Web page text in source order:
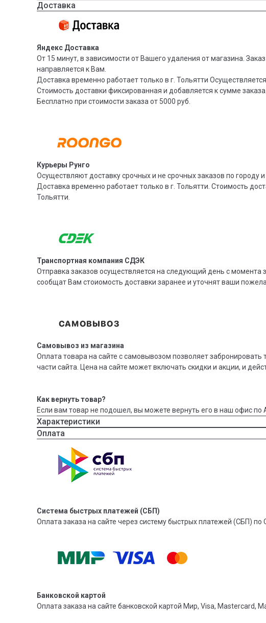
Доставка
Яндекс Доставка
От 15 минут, в зависимости от Вашего удаления от магазина.
направляется к Вам.
Доставка временно работает только в г. Тольятти
Стоимость доставки фиксированная и добавляется к сумме заказа.
Бесплатно при стоимости заказа от 5000 руб.
Курьеры Рунго
Осуществляют доставку срочных и не срочных заказов по городу и
Доставка временно работает только в г. Тольятти. Стоимость
Тольятти.
Транспортная компания СДЭК
Отправка заказов осуществляется на следующий день с момента
сообщат Вам стоиомость доставки заранее и уточнят ваши
Самовывоз из магазина
Оплата товара на сайте с самовывозом позволяет
части сайта. Цена на сайте может включать скидки и акции, и
Как вернуть товар?
Если вам товар не подошел, вы можете вернуть его в наш офис по
Характеристики
Оплата
Система быстрых платежей (СБП)
Оплата заказа на сайте через систему быстрых платежей (СБП) по
Банковской картой
Оплата заказа на сайте банковской картой Мир, Visa, Mastercard,